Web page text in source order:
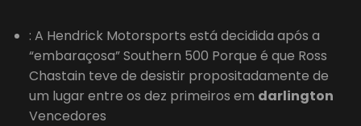
: A Hendrick Motorsports está decidida após a
“embaraçosa” Southern 500 Porque é que Ross
Chastain teve de desistir propositadamente de
um lugar entre os dez primeiros em darlington
Vencedores